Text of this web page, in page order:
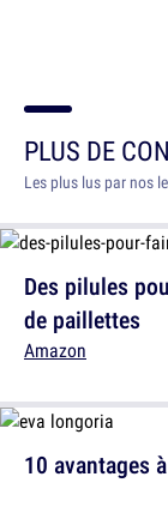
PLUS DE
Les plus lus par nos
Des pilules
de paillettes
Amazon
10 avantages